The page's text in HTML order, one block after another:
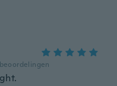
beoordelingen